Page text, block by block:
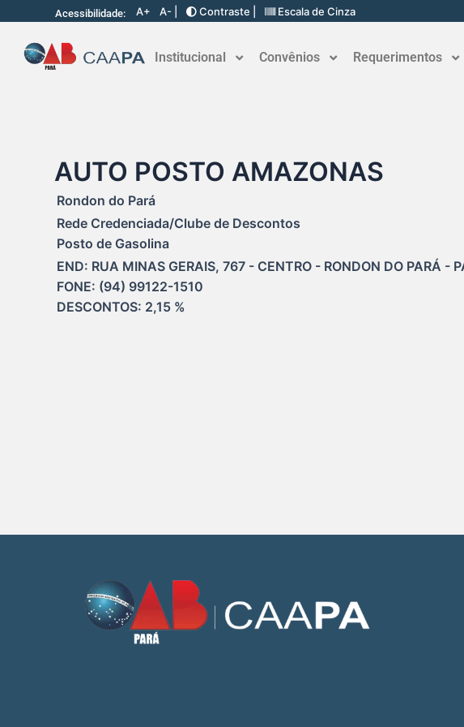
Acessibilidade: A+ A- | Contraste | Escala de Cinza
Institucional Convênios Requerimentos
AUTO POSTO AMAZONAS
Rondon do Pará
Rede Credenciada/Clube de Descontos
Posto de Gasolina
END: RUA MINAS GERAIS, 767 - CENTRO - RONDON DO PARÁ -
FONE: (94) 99122-1510
DESCONTOS: 2,15 %